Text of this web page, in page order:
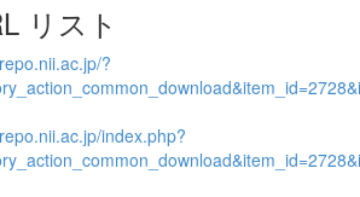
リスト
?
index.php?